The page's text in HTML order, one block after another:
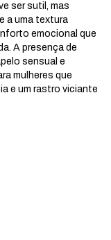
ser sutil, mas
a uma textura
emocional que
A presença de
sensual e
mulheres que
e um rastro viciante